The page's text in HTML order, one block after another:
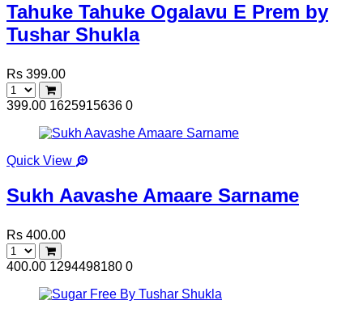
Tahuke Tahuke Ogalavu E Prem by
Tushar Shukla
Rs 399.00
399.00 1625915636 0
Quick View
Sukh Aavashe Amaare Sarname
Rs 400.00
400.00 1294498180 0